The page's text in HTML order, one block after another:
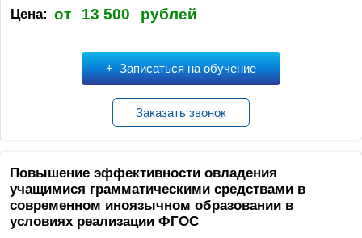
Цена: от 13 500 рублей
Записаться на обучение
Заказать звонок
Повышение эффективности овладения
учащимися грамматическими средствами в
современном иноязычном образовании в
условиях реализации ФГОС